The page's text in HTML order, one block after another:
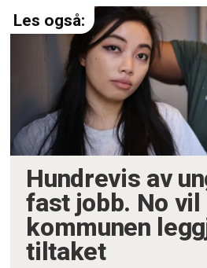
Hundrevis av
fast jobb. No vil
kommunen
tiltaket